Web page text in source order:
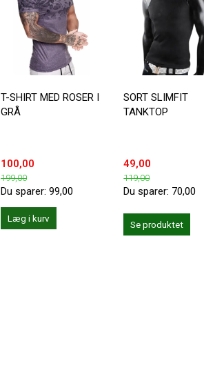
T-SHIRT MED ROSER I
GRÅ
100,00
199,00
Du sparer: 99,00
Læg i kurv
SORT SLIMFIT
TANKTOP
49,00
119,00
Du sparer: 70,00
Se produktet